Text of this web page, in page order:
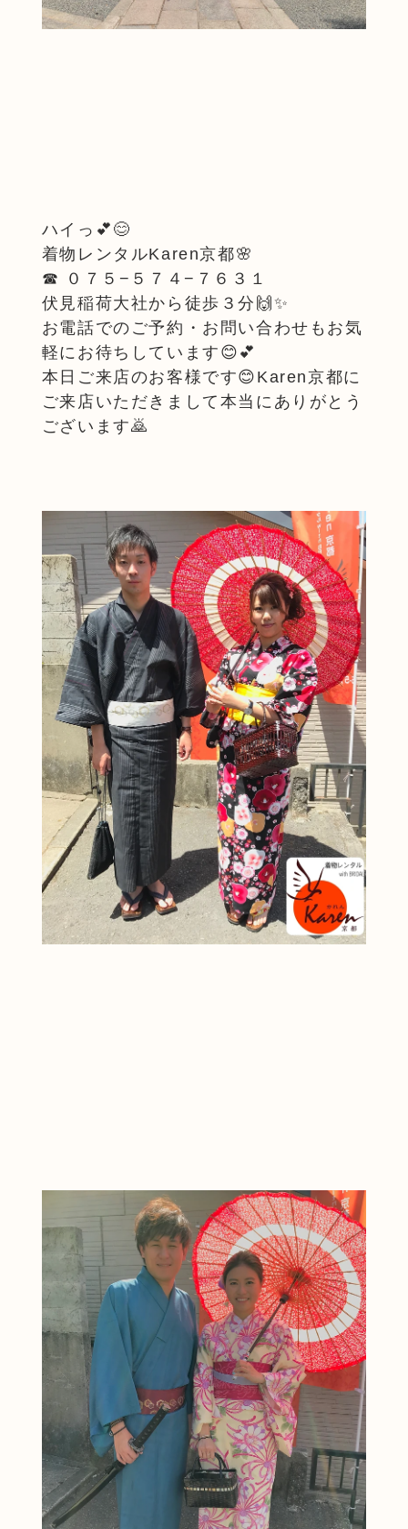
ハイっ💕😊
着物レンタルKaren京都🌸
☎︎ ０７５−５７４−７６３１
伏見稲荷大社から徒歩３分🙌✨
お電話でのご予約・お問い合わせもお気
軽にお待ちしています😊💕
本日ご来店のお客様です😊Karen京都に
ご来店いただきまして本当にありがとう
ございます🙇